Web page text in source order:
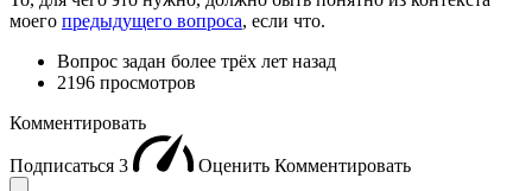
моего предыдущего вопроса, если что.
Вопрос задан более трёх лет назад
2196 просмотров
Комментировать
Подписаться 3 Оценить Комментировать